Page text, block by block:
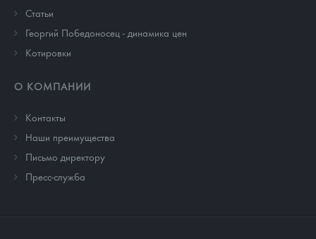
Cтатьи
Георгий Победоносец - динамика цен
Котировки
О КОМПАНИИ
Контакты
Наши преимущества
Письмо директору
Пресс-служба